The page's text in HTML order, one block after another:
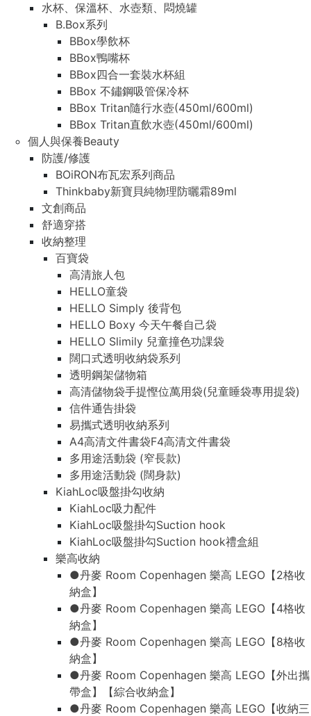
水杯、保溫杯、水壺類、悶燒罐
B.Box系列
BBox學飲杯
BBox鴨嘴杯
BBox四合一套裝水杯組
BBox 不鏽鋼吸管保冷杯
BBox Tritan隨行水壺(450ml/600ml)
BBox Tritan直飲水壺(450ml/600ml)
個人與保養Beauty
防護/修護
BOiRON布瓦宏系列商品
Thinkbaby新寶貝純物理防曬霜89ml
文創商品
舒適穿搭
收納整理
百寶袋
高清旅人包
HELLO童袋
HELLO Simply 後背包
HELLO Boxy 今天午餐自己袋
HELLO Slimily 兒童撞色功課袋
闊口式透明收納袋系列
透明鋼架儲物箱
高清儲物袋手提慳位萬用袋(兒童睡袋專用提袋)
信件通告掛袋
易攜式透明收納系列
A4高清文件書袋F4高清文件書袋
多用途活動袋 (窄長款)
多用途活動袋 (闊身款)
KiahLoc吸盤掛勾收納
KiahLoc吸力配件
KiahLoc吸盤掛勾Suction hook
KiahLoc吸盤掛勾Suction hook禮盒組
樂高收納
●丹麥 Room Copenhagen 樂高 LEGO【2格收
納盒】
●丹麥 Room Copenhagen 樂高 LEGO【4格收
納盒】
●丹麥 Room Copenhagen 樂高 LEGO【8格收
納盒】
●丹麥 Room Copenhagen 樂高 LEGO【外出攜
帶盒】【綜合收納盒】
●丹麥 Room Copenhagen 樂高 LEGO【收納三